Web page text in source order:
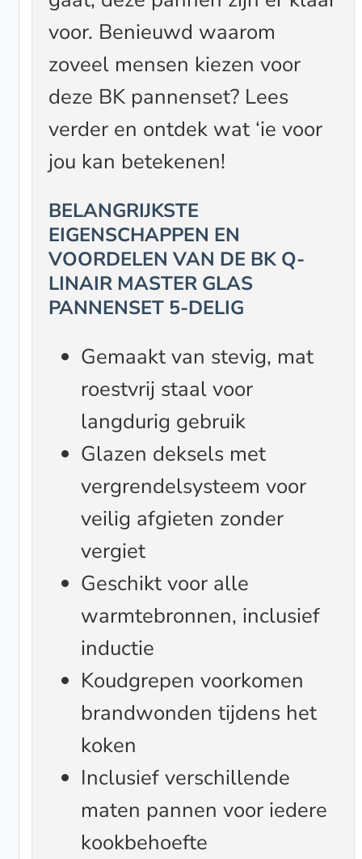
voor. Benieuwd waarom
zoveel mensen kiezen voor
deze BK pannenset? Lees
verder en ontdek wat ‘ie voor
jou kan betekenen!
BELANGRIJKSTE
EIGENSCHAPPEN EN
VOORDELEN VAN DE BK Q-
LINAIR MASTER GLAS
PANNENSET 5-DELIG
Gemaakt van stevig, mat
roestvrij staal voor
langdurig gebruik
Glazen deksels met
vergrendelsysteem voor
veilig afgieten zonder
vergiet
Geschikt voor alle
warmtebronnen, inclusief
inductie
Koudgrepen voorkomen
brandwonden tijdens het
koken
Inclusief verschillende
maten pannen voor iedere
kookbehoefte